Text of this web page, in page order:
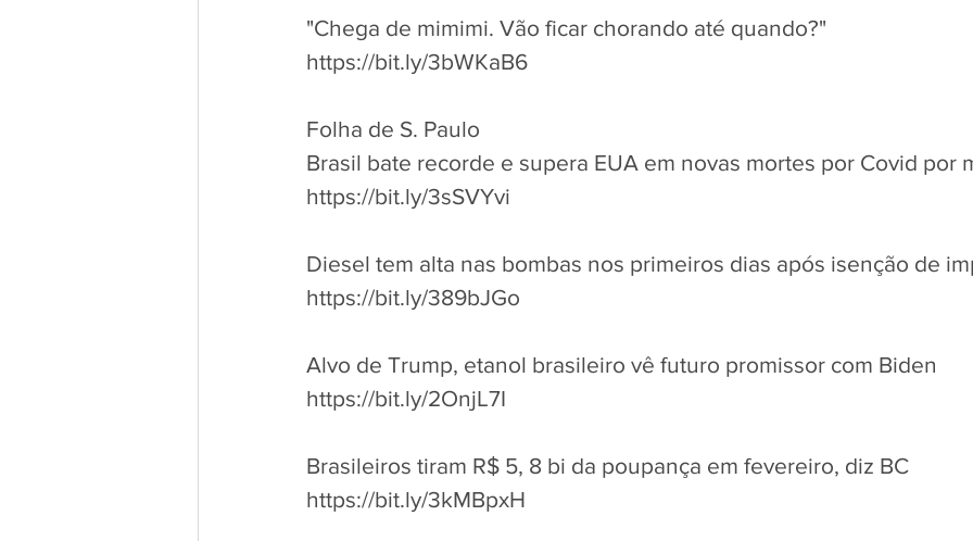
"Chega de mimimi. Vão ficar chorando até quando?"
https://bit.ly/3bWKaB6
Folha de S. Paulo
Brasil bate recorde e supera EUA em novas mortes por Covid por
https://bit.ly/3sSVYvi
Diesel tem alta nas bombas nos primeiros dias após isenção de
https://bit.ly/389bJGo
Alvo de Trump, etanol brasileiro vê futuro promissor com Biden
https://bit.ly/2OnjL7I
Brasileiros tiram R$ 5, 8 bi da poupança em fevereiro, diz BC
https://bit.ly/3kMBpxH